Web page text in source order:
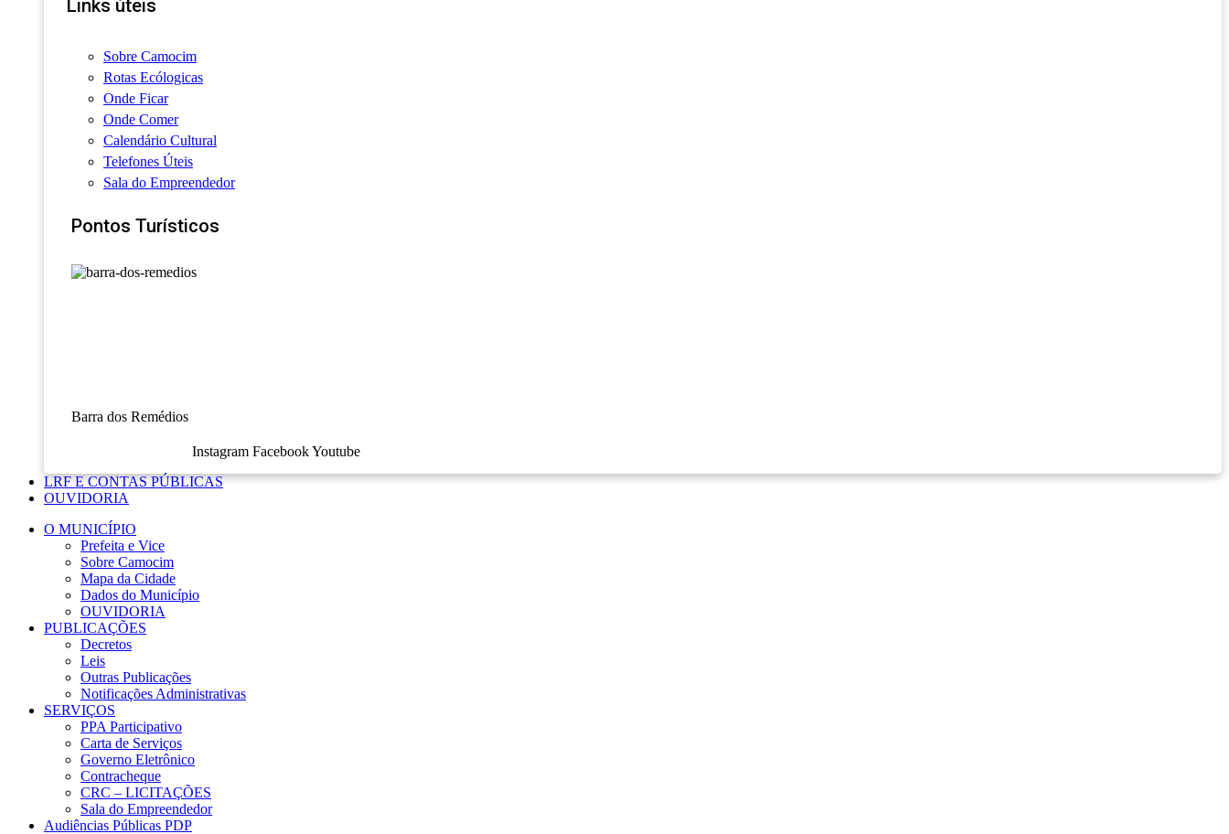
Links úteis
Sobre Camocim
Rotas Ecólogicas
Onde Ficar
Onde Comer
Calendário Cultural
Telefones Úteis
Sala do Empreendedor
Pontos Turísticos
Barra dos Remédios
Instagram FacebookYoutube
LRF E CONTAS PÚBLICAS
OUVIDORIA
O MUNICÍPIO
Prefeita e Vice
Sobre Camocim
Mapa da Cidade
Dados do Município
OUVIDORIA
PUBLICAÇÕES
Decretos
Leis
Outras Publicações
Notificações Administrativas
SERVIÇOS
PPA Participativo
Carta de Serviços
Governo Eletrônico
Contracheque
CRC – LICITAÇÕES
Sala do Empreendedor
Audiências Públicas PDP